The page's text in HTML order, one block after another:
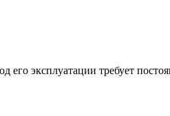
его эксплуатации требует